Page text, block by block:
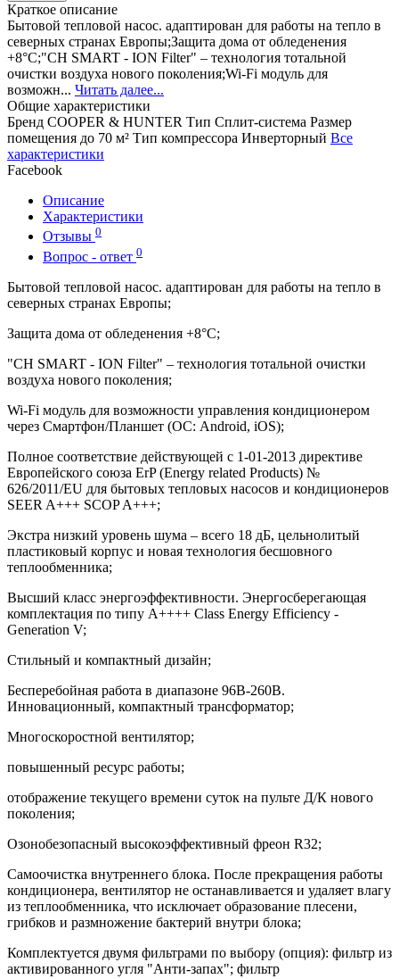
Краткое описание
Бытовой тепловой насос. адаптирован для работы на тепло в
северных странах Европы;Защита дома от обледенения
+8°C;"CH SMART - ION Filter" – технология тотальной
очистки воздуха нового поколения;Wi-Fi модуль для
возможн... Читать далее...
Общие характеристики
Бренд COOPER & HUNTER Тип Сплит-система Размер
помещения до 70 м² Тип компрессора Инверторный Все
характеристики
Facebook
Описание
Характеристики
Отзывы 0
Вопрос - ответ 0
Бытовой тепловой насос. адаптирован для работы на тепло в
северных странах Европы;
Защита дома от обледенения +8°C;
"CH SMART - ION Filter" – технология тотальной очистки
воздуха нового поколения;
Wi-Fi модуль для возможности управления кондиционером
через Смартфон/Планшет (ОС: Android, iOS);
Полное соответствие действующей c 1-01-2013 директиве
Европейского союза ErP (Energy related Products) №
626/2011/EU для бытовых тепловых насосов и кондиционеров
SEER A+++ SCOP A+++;
Экстра низкий уровень шума – всего 18 дБ, цельнолитый
пластиковый корпус и новая технология бесшовного
теплообменника;
Высший класс энергоэффективности. Энергосберегающая
комплектация по типу A++++ Class Energy Efficiency -
Generation V;
Стильный и компактный дизайн;
Бесперебойная работа в диапазоне 96В-260В.
Инновационный, компактный трансформатор;
Многоскоростной вентилятор;
повышенный ресурс работы;
отображение текущего времени суток на пульте Д/К нового
поколения;
Озонобезопасный высокоэффективный фреон R32;
Самоочистка внутреннего блока. После прекращения работы
кондиционера, вентилятор не останавливается и удаляет влагу
из теплообменника, что исключает образование плесени,
грибков и размножение бактерий внутри блока;
Комплектуется двумя фильтрами по выбору (опция): фильтр из
активированного угля "Анти-запах"; фильтр